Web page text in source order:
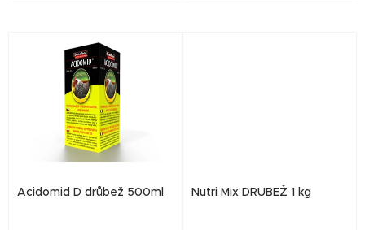
Acidomid D drůbež 500ml Nutri Mix DRUBEŽ 1 kg